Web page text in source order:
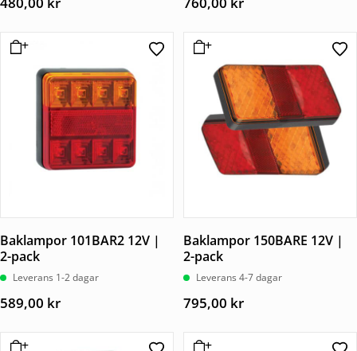
Baklampor 101BAR2 12V |
2-pack
Leverans 1-2 dagar
589,00 kr
Baklampor 150BARE 12V |
2-pack
Leverans 4-7 dagar
795,00 kr